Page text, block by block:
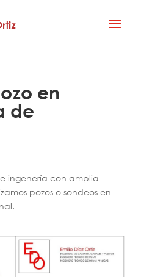
en
de
ingenería con amplia
pozos o sondeos en